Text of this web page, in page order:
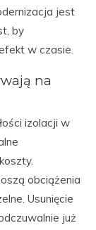
jest
by
w czasie.
na
izolacji w
obciążenia
Usunięcie
już